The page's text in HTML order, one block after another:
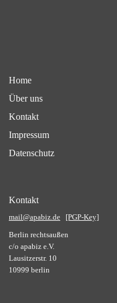
Home
Über uns
Kontakt
Impressum
Datenschutz
Kontakt
mail@apabiz.de [PGP-Key]
Berlin rechtsaußen
c/o apabiz e.V.
Lausitzerstr. 10
10999 berlin